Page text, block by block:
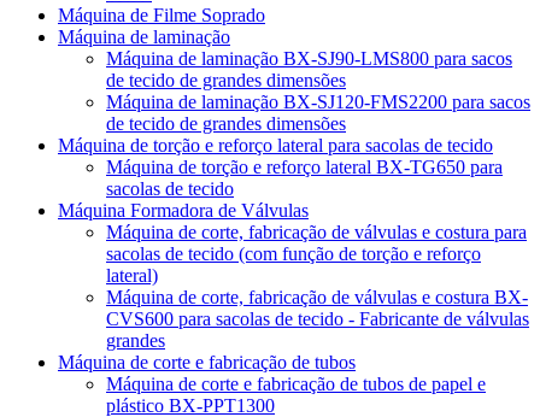
Máquina de Filme Soprado
Máquina de laminação
Máquina de laminação BX-SJ90-LMS800 para sacos
de tecido de grandes dimensões
Máquina de laminação BX-SJ120-FMS2200 para sacos
de tecido de grandes dimensões
Máquina de torção e reforço lateral para sacolas de tecido
Máquina de torção e reforço lateral BX-TG650 para
sacolas de tecido
Máquina Formadora de Válvulas
Máquina de corte, fabricação de válvulas e costura para
sacolas de tecido (com função de torção e reforço
lateral)
Máquina de corte, fabricação de válvulas e costura BX-
CVS600 para sacolas de tecido - Fabricante de válvulas
grandes
Máquina de corte e fabricação de tubos
Máquina de corte e fabricação de tubos de papel e
plástico BX-PPT1300